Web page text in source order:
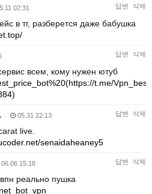
02:31 답변 삭제
в тг, разберется даже бабушка
답변 삭제
всем, кому нужен ютуб
t.me/
05.31 22:13 답변 삭제
live.
senaidaheaney5
06.06 15:18 답변 삭제
реально пушка